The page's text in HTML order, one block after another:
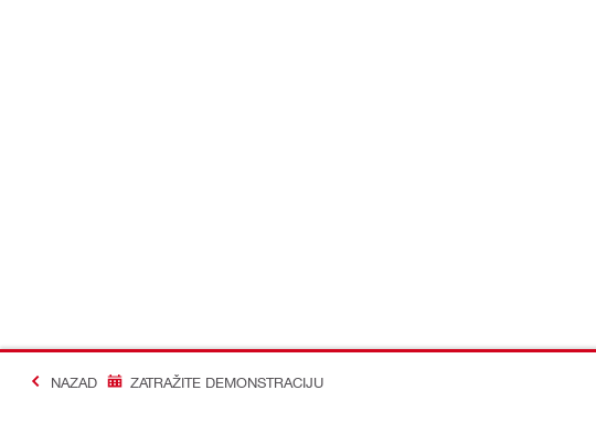
NAZAD ZATRAŽITE DEMONSTRACIJU